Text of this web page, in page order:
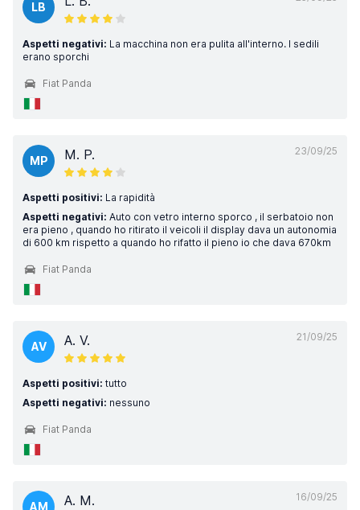
LB
Aspetti negativi: La macchina non era pulita all'interno. I sedili
erano sporchi
Fiat Panda
23/09/25
MP M. P.
Aspetti positivi: La rapidità
Aspetti negativi: Auto con vetro interno sporco , il serbatoio non
era pieno , quando ho ritirato il veicoli il display dava un autonomia
di 600 km rispetto a quando ho rifatto il pieno io che dava 670km
Fiat Panda
21/09/25
AV A. V.
Aspetti positivi: tutto
Aspetti negativi: nessuno
Fiat Panda
16/09/25
AM A. M.